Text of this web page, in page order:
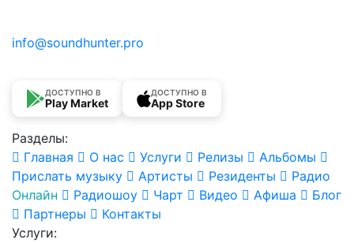
info@soundhunter.pro
ДОСТУПНО В
Play Market
ДОСТУПНО В
App Store
Разделы:
Главная
О нас Услуги Релизы
Альбомы
Прислать музыку
Артисты Резиденты
Радио
Онлайн
Радиошоу Чарт Видео Афиша
Блог
Партнеры
Контакты
Услуги: